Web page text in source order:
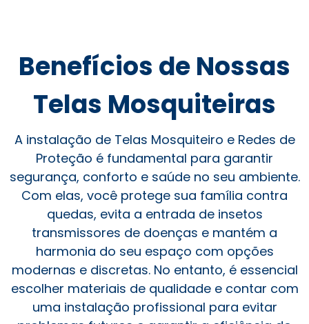
Benefícios de Nossas
Telas Mosquiteiras
A instalação de Telas Mosquiteiro e Redes de
Proteção é fundamental para garantir
segurança, conforto e saúde no seu ambiente.
Com elas, você protege sua família contra
quedas, evita a entrada de insetos
transmissores de doenças e mantém a
harmonia do seu espaço com opções
modernas e discretas. No entanto, é essencial
escolher materiais de qualidade e contar com
uma instalação profissional para evitar